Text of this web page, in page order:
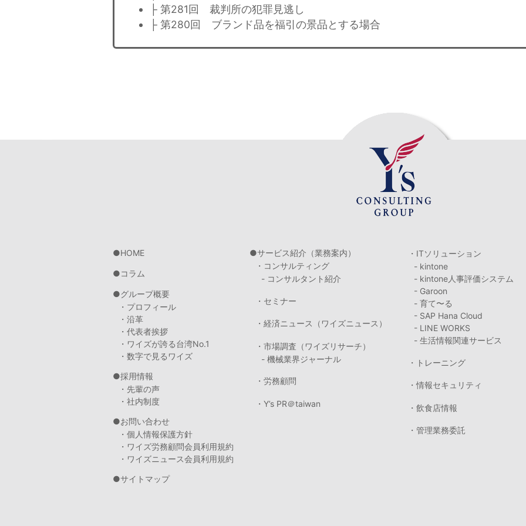
├ 第281回 裁判所の犯罪見逃し
├ 第280回 ブランド品を福引の景品とする場合
HOME
コラム
グループ概要
・プロフィール
・沿革
・代表者挨拶
・ワイズが誇る台湾No.1
・数字で見るワイズ
採用情報
・先輩の声
・社内制度
お問い合わせ
・個人情報保護方針
・ワイズ労務顧問会員利用規約
・ワイズニュース会員利用規約
サイトマップ
サービス紹介（業務案内）
・コンサルティング
- コンサルタント紹介
・セミナー
・経済ニュース（ワイズニュース）
・市場調査（ワイズリサーチ）
- 機械業界ジャーナル
・労務顧問
・Y’s PR＠taiwan
・ITソリューション
- kintone
- kintone人事評価システム
- Garoon
- 育て〜る
- SAP Hana Cloud
- LINE WORKS
- 生活情報関連サービス
・トレーニング
・情報セキュリティ
・飲食店情報
・管理業務委託